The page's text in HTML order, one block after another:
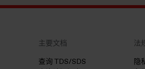
主要文档
查询 TDS/SDS
法
隐